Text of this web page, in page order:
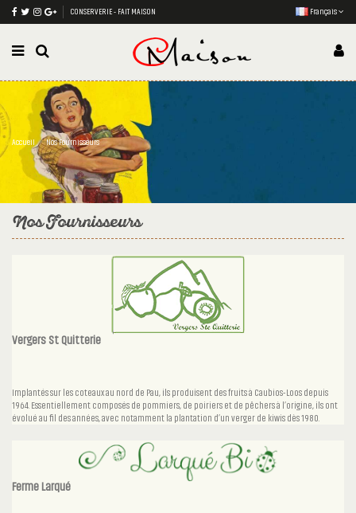
CONSERVERIE - FAIT MAISON Français
Accueil Nos Fournisseurs
Nos Fournisseurs
Vergers St Quitterie
Implantés sur les coteaux au nord de Pau, ils produisent des fruits à Caubios-Loos depuis
1964. Essentiellement composés de pommiers, de poiriers et de pêchers à l’origine, ils ont
évolué au fil des années, avec notamment la plantation d’un verger de kiwis dès 1980.
Ferme Larqué